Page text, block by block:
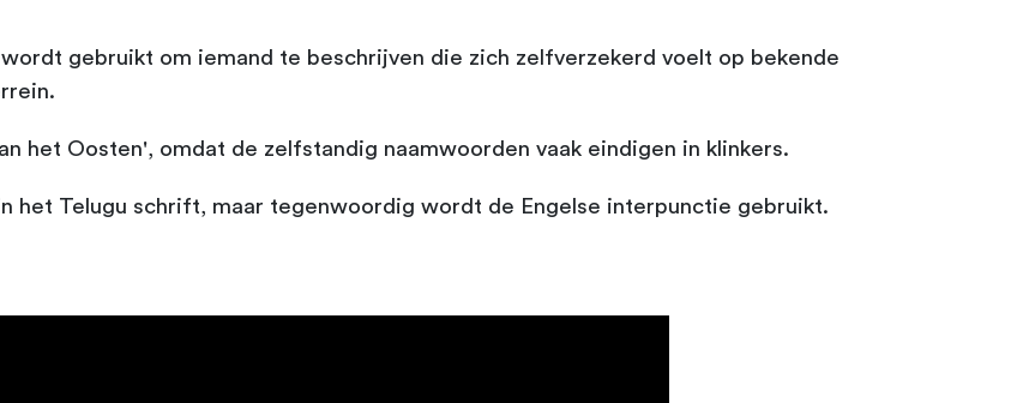
gebruikt om iemand te beschrijven die zich zelfverzekerd voelt op bekende
het Oosten', omdat de zelfstandig naamwoorden vaak eindigen in klinkers.
het Telugu schrift, maar tegenwoordig wordt de Engelse interpunctie gebruikt.